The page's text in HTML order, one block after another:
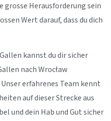
grosse Herausforderung sein
Wert darauf, dass du dich
kannst du dir sicher
nach Wrocław
erfahrenes Team kennt
auf dieser Strecke aus
und dein Hab und Gut sicher